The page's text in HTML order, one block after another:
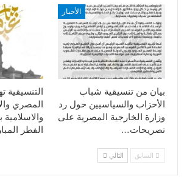
التنسيقية
المصري
الفطر
الأخبار
بيان من تنسيقية شباب
الأحزاب والسياسيين حول رد
وزارة الخارجية المصرية على
تصريحات…
السابق التالي